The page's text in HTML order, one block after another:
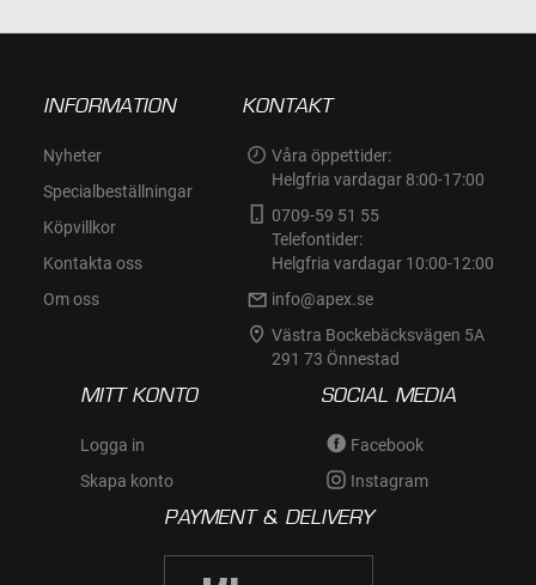
INFORMATION
Nyheter
Specialbeställningar
Köpvillkor
Kontakta oss
Om oss
KONTAKT
Våra öppettider:
Helgfria vardagar 8:00-17:00
0709-59 51 55
Telefontider:
Helgfria vardagar 10:00-12:00
info@apex.se
Västra Bockebäcksvägen 5A
291 73 Önnestad
MITT KONTO
Logga in
Skapa konto
SOCIAL MEDIA
Facebook
Instagram
PAYMENT & DELIVERY